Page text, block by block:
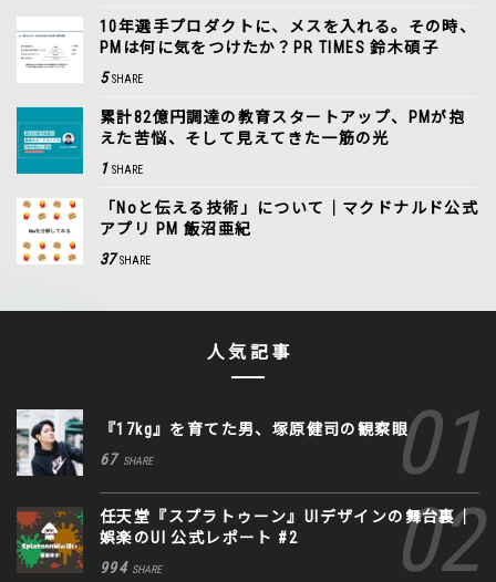
10年選手プロダクトに、メスを入れる。その時、
PMは何に気をつけたか？PR TIMES 鈴木碩子
5 SHARE
累計82億円調達の教育スタートアップ、PMが抱
えた苦悩、そして見えてきた一筋の光
1 SHARE
「Noと伝える技術」について｜マクドナルド公式
アプリ PM 飯沼亜紀
37 SHARE
人気記事
『17kg』を育てた男、塚原健司の観察眼
67 SHARE
任天堂『スプラトゥーン』UIデザインの舞台裏｜
娯楽のUI 公式レポート #2
994 SHARE